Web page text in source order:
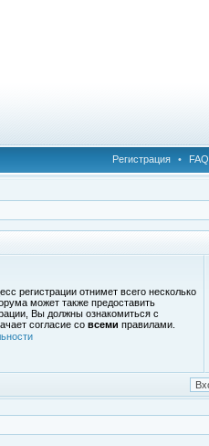
Регистрация • FAQ
регистрации отнимет всего несколько
может также предоставить
Вы должны ознакомиться с
согласие со всеми правилами.